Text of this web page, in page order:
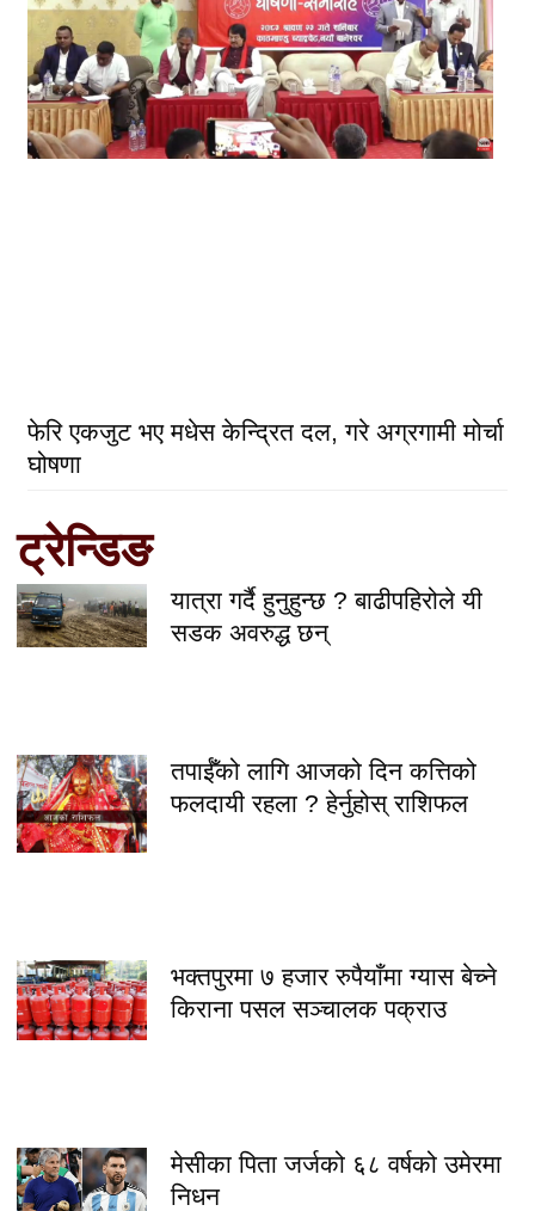
फेरि एकजुट भए मधेस केन्द्रित दल, गरे अग्रगामी मोर्चा
घोषणा
ट्रेन्डिङ
यात्रा गर्दै हुनुहुन्छ ? बाढीपहिरोले यी
सडक अवरुद्ध छन्
तपाईँको लागि आजको दिन कत्तिको
फलदायी रहला ? हेर्नुहोस् राशिफल
भक्तपुरमा ७ हजार रुपैयाँमा ग्यास बेच्ने
किराना पसल सञ्चालक पक्राउ
मेसीका पिता जर्जको ६८ वर्षको उमेरमा
निधन